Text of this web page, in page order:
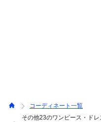
コーディネート一覧
その他23のワンピース・ド